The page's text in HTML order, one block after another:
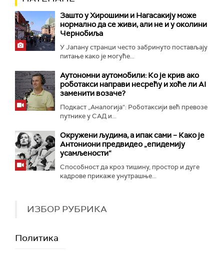
Зашто у Хирошими и Нагасакију може
нормално да се живи, али не и у околини
Чернобиља
У Јапану странци често забринуто постављају
питање како је могуће...
Аутономни аутомобили: Ко је крив ако
роботакси направи несрећу и хоће ли AI
заменити возаче?
Подкаст „Аналогија“: Роботаксији већ превозе
путнике у САД и...
Окружени људима, а ипак сами – Како је
Антониони предвидео „епидемију
усамљености“
Способност да кроз тишину, простор и дуге
кадрове прикаже унутрашње...
ИЗБОР РУБРИКА
Политика